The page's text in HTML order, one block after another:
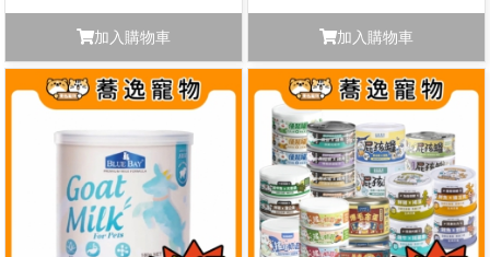
加入購物車 加入購物車